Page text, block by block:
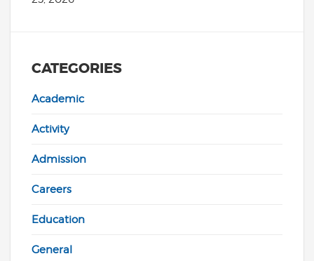
CATEGORIES
Academic
Activity
Admission
Careers
Education
General